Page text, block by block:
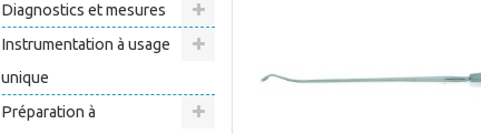
Diagnostics et mesures
Instrumentation à usage
unique
Préparation à